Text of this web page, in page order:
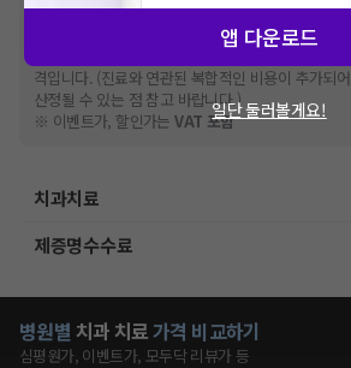
※비급여 항목의 경우,추가비용 등으로 실제 가격
한 가격은 해당 의료기관에 직접 문의해주세요.
건강보험심사평가원
격입니다. (진료와 연관된 복합적인 비용이 추가되
산정될 수 있는 점 참고 바랍니다.)
※ 이벤트가, 할인가는VAT 포함
치과치료
제증명수수료
병원별 치과 치료가격 비교하기
심평원가, 이벤트가, 모두닥 리뷰가 등
앱 다운로드
일단 둘러볼게요!